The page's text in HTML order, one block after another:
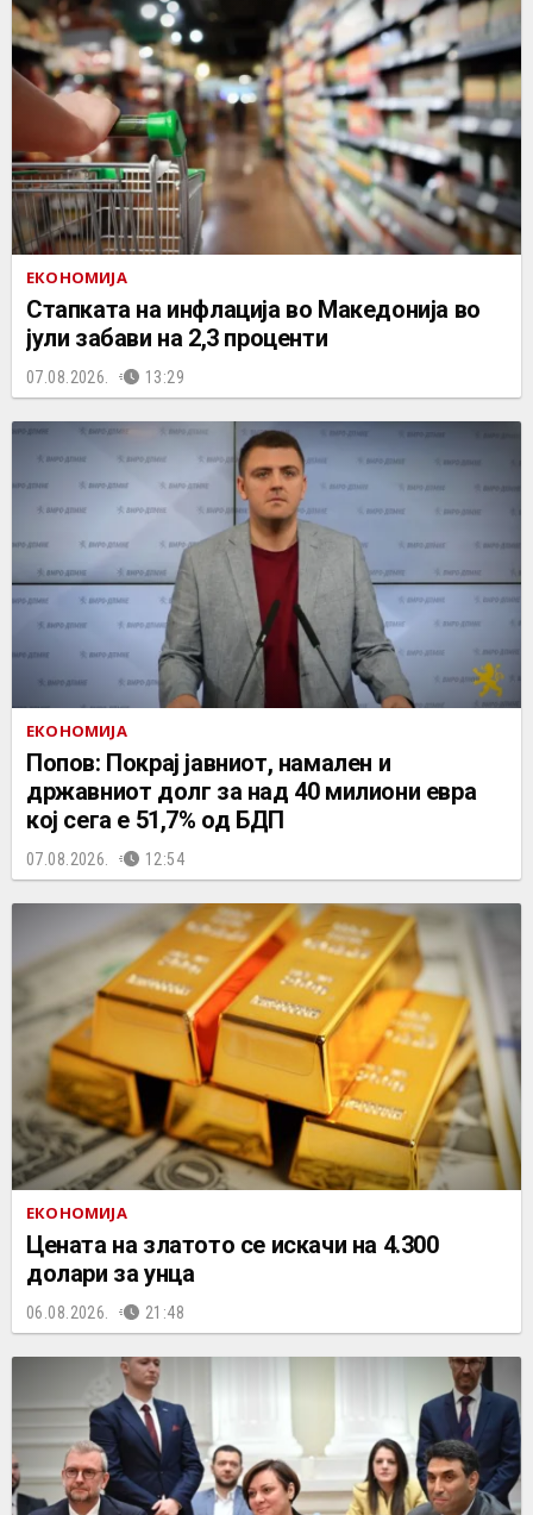
ЕКОНОМИЈА
Стапката на инфлација во Македонија во
јули забави на 2,3 проценти
07.08.2026. 13:29
ЕКОНОМИЈА
Попов: Покрај јавниот, намален и
државниот долг за над 40 милиони евра
кој сега е 51,7% од БДП
07.08.2026. 12:54
ЕКОНОМИЈА
Цената на златото се искачи на 4.300
долари за унца
06.08.2026. 21:48